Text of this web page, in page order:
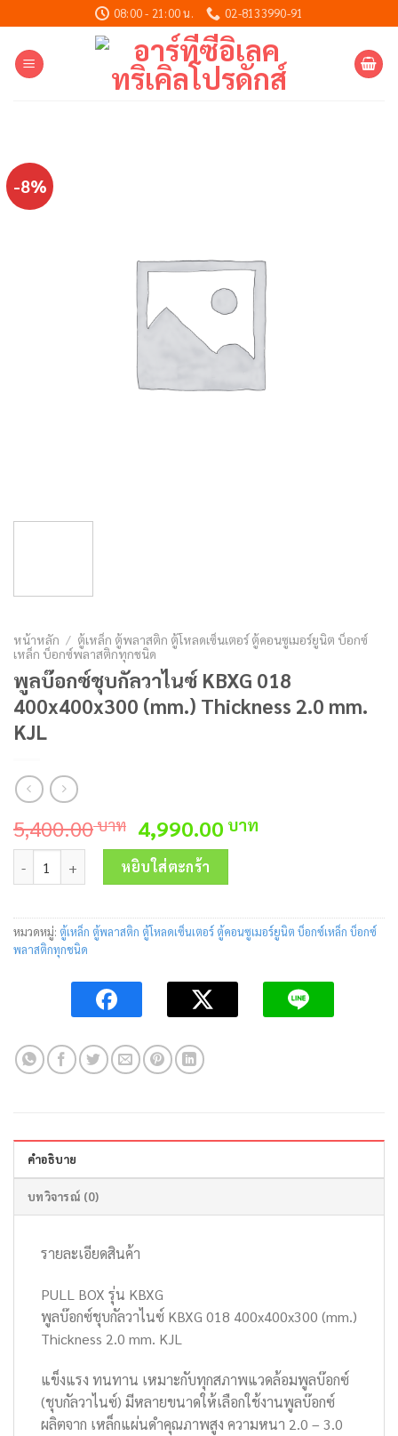
to
content
08:00 - 21:00 น. 02-8133990-91
-8%
หน้าหลัก / ตู้เหล็ก ตู้พลาสติก ตู้โหลดเซ็นเตอร์ ตู้คอนซูเมอร์ยูนิต บ็อกซ์
เหล็ก บ็อกซ์พลาสติกทุกชนิด
พูลบ๊อกซ์ชุบกัลวาไนซ์ KBXG 018
400x400x300 (mm.) Thickness 2.0 mm.
KJL
5,400.00บาท Original
price
was:
5,400.00 บาท.
4,990.00 บาท
จำนวน พูลบ๊อกซ์ชุบกัลวาไนซ์ KBXG 018 400x400x300 (mm.)
หยิบใส่ตะกร้า
หมวดหมู่: ตู้เหล็ก ตู้พลาสติก ตู้โหลดเซ็นเตอร์ ตู้คอนซูเมอร์ยูนิต บ็อกซ์เหล็ก บ็อกซ์
พลาสติกทุกชนิด
คำอธิบาย
บทวิจารณ์ (0)
รายละเอียดสินค้า
PULL BOX รุ่น KBXG
พูลบ๊อกซ์ชุบกัลวาไนซ์ KBXG 018 400x400x300 (mm.)
Thickness 2.0 mm. KJL
แข็งแรง ทนทาน เหมาะกับทุกสภาพแวดล้อมพูลบ๊อกซ์
(ชุบกัลวาไนซ์) มีหลายขนาดให้เลือกใช้งานพูลบ๊อกซ์
ผลิตจาก เหล็กแผ่นดำคุณภาพสูง ความหนา 2.0 – 3.0